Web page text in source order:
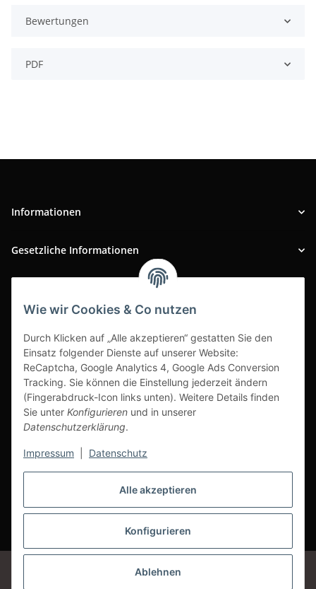
Alle akzeptieren
Konfigurieren
Ablehnen
Wie wir Cookies & Co nutzen
Durch Klicken auf „Alle akzeptieren“ gestatten Sie den
Einsatz folgender Dienste auf unserer Website:
ReCaptcha, Google Analytics 4, Google Ads Conversion
Tracking. Sie können die Einstellung jederzeit ändern
(Fingerabdruck-Icon links unten). Weitere Details finden
Sie unter Konfigurieren und in unserer
Datenschutzerklärung.
Impressum Datenschutz
Bewertungen
PDF
Informationen
Gesetzliche Informationen
Vertrag widerrufen
* Alle Preise inkl. gesetzlicher USt., zzgl.Versand
Google Analytics deaktivieren Status: Opt-Out-Cookie ist nicht gesetzt